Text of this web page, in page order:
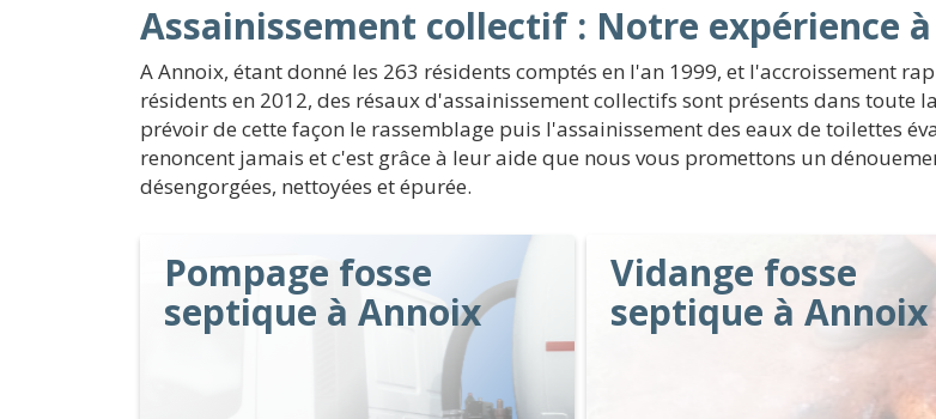
Assainissement collectif : Notre expérience
A Annoix, étant donné les 263 résidents comptés en l'an 1999, et l'accroissement
résidents en 2012, des résaux d'assainissement collectifs sont présents dans toute
prévoir de cette façon le rassemblage puis l'assainissement des eaux de toilettes
renoncent jamais et c'est grâce à leur aide que nous vous promettons un
désengorgées, nettoyées et épurée.
Pompage fosse
septique à Annoix
Vidange fosse
septique à Annoix